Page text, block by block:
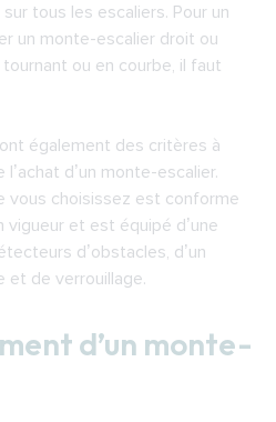
tous les escaliers. Pour un
un monte-escalier droit ou
ou en courbe, il faut
également des critères à
d’un monte-escalier.
vous choisissez est conforme
et est équipé d’une
d’obstacles, d’un
et de verrouillage.
d’un monte-